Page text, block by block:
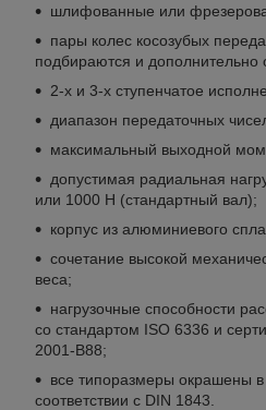
шлифованные или
пары колес косозубых
подбираются и дополнительно
2-х и 3-х ступенчатое
диапазон передаточных
максимальный выходной
допустимая радиальная
или 1000 Н (стандартный вал);
корпус из алюминиевого
сочетание высокой
веса;
нагрузочные способности
со стандартом ISO 6336 и
2001-B88;
все типоразмеры окрашены
соответствии с DIN 1843.